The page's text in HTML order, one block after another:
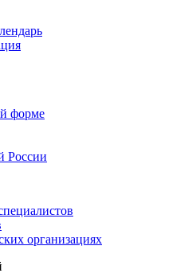
форме
России
организациях